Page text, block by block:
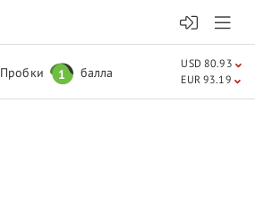
Пробки 1 балла
USD 80.93
EUR 93.19